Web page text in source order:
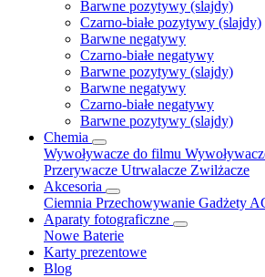
Barwne pozytywy (slajdy)
Czarno-białe pozytywy (slajdy)
Barwne negatywy
Czarno-białe negatywy
Barwne pozytywy (slajdy)
Barwne negatywy
Czarno-białe negatywy
Barwne pozytywy (slajdy)
Chemia
Wywoływacze do filmu
Przerywacze Utrwalacze Zwilżacze
Akcesoria
Ciemnia Przechowywanie Gadżety
Aparaty fotograficzne
Nowe Baterie
Karty prezentowe
Blog